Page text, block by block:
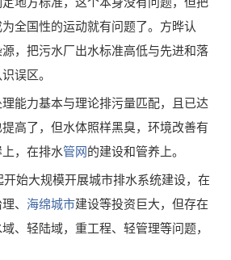
全国性的运动就有问题了。方晔认
，把污水厂出水标准高低与先进和落
误区。
能力基本与理论排污量匹配，且已达
高了，但水体照样黑臭，环境改善有
，在排水管网的建设和管养上。
始大规模开展城市排水系统建设，在
、 海绵城市建设等投资巨大，但存在
、轻陆域，重工程、轻管理等问题，